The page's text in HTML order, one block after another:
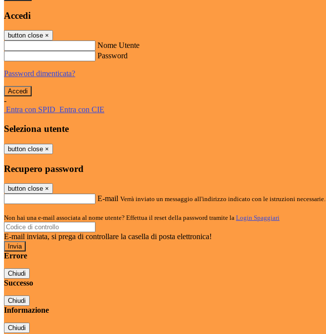
Accedi
button close ×
Nome Utente
Password
Password dimenticata?
-
Entra con SPID Entra con CIE
Seleziona utente
button close ×
Recupero password
button close ×
E-mail Verrà inviato un messaggio all'indirizzo indicato con le istruzioni necessarie.
Non hai una e-mail associata al nome utente? Effettua il reset della password tramite la Login Spaggiari
E-mail inviata, si prega di controllare la casella di posta elettronica!
Errore
Chiudi
Successo
Chiudi
Informazione
Chiudi